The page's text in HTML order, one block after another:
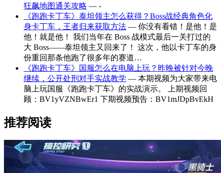
狂飙地图通关攻略 — -
《跑跑卡丁车》泰坦领主怎么获得？Boss战经典角色化
身卡丁车，王者归来获取方法 — 你没有看错！是他！是
他！就是他！ 我们当年在 Boss 战模式最后一关打过的
大 Boss——泰坦领主又回来了！ 这次，他以卡丁车的身
份重回那条他跑了很多年的赛道…
《跑跑卡丁车》国服怎么在电脑上玩？昨晚被针对今晚
继续，公开处刑对手实战教学 — 本期视频为大家带来电
脑上玩国服《跑跑卡丁车》的实战演示。 上期视频回
顾：BV1yVZNBwEr1 下期视频预告：BV1mJDpBvEkH
推荐阅读